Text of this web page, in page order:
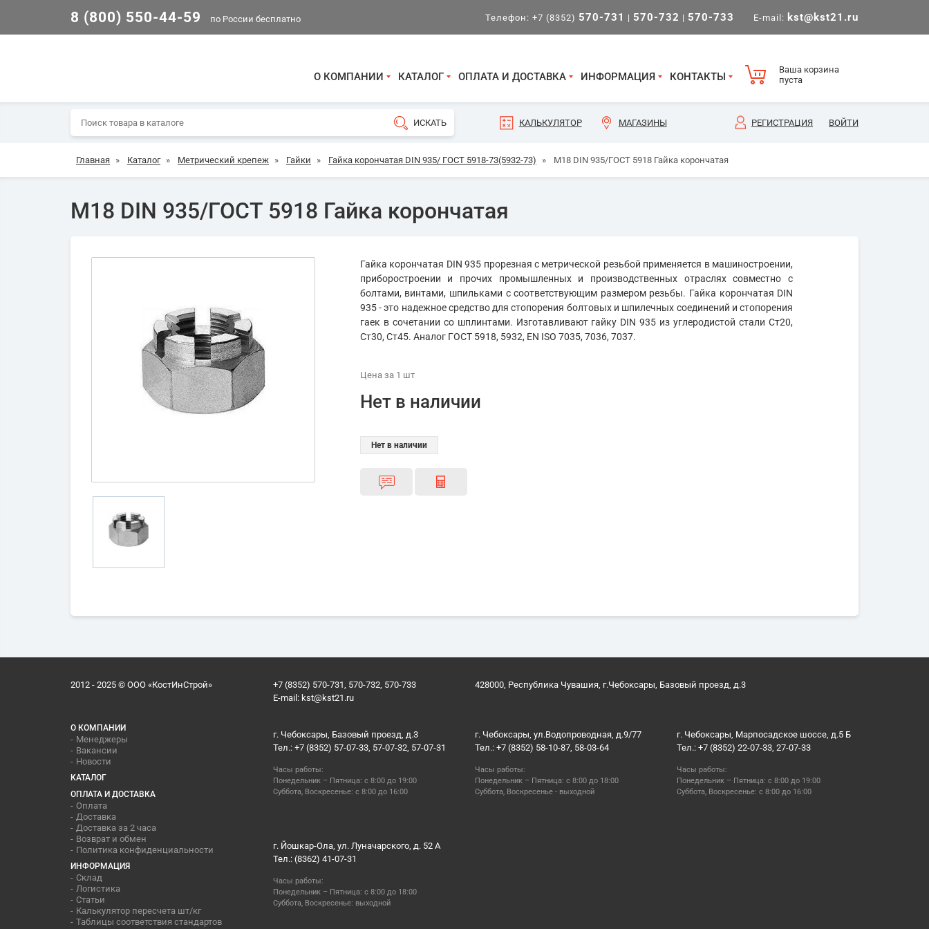
8 (800) 550-44-59 по России бесплатно Телефон: +7 (8352) 570-731 | 570-732 | 570-733 E-mail: kst@kst21.ru
О КОМПАНИИ КАТАЛОГ ОПЛАТА И ДОСТАВКА ИНФОРМАЦИЯ КОНТАКТЫ
Ваша корзина
пуста
КАЛЬКУЛЯТОР МАГАЗИНЫ РЕГИСТРАЦИЯ ВОЙТИ
Главная » Каталог » Метрический крепеж » Гайки » Гайка корончатая DIN 935/ ГОСТ 5918-73(5932-73) » М18 DIN 935/ГОСТ 5918 Гайка корончатая
М18 DIN 935/ГОСТ 5918 Гайка корончатая
Гайка корончатая DIN 935 прорезная с метрической резьбой применяется в машиностроении,
приборостроении и прочих промышленных и производственных отраслях совместно с
болтами, винтами, шпильками с соответствующим размером резьбы. Гайка корончатая DIN
935 - это надежное средство для стопорения болтовых и шпилечных соединений и стопорения
гаек в сочетании со шплинтами. Изготавливают гайку DIN 935 из углеродистой стали Ст20,
Ст30, Ст45. Аналог ГОСТ 5918, 5932, EN ISO 7035, 7036, 7037.
Цена за 1 шт
Нет в наличии
Нет в наличии
2012 - 2025 © ООО «КостИнСтрой»
+7 (8352) 570-731, 570-732, 570-733
E-mail: kst@kst21.ru
428000, Республика Чувашия, г.Чебоксары, Базовый проезд, д.3
О КОМПАНИИ
Менеджеры
Вакансии
Новости
КАТАЛОГ
ОПЛАТА И ДОСТАВКА
Оплата
Доставка
Доставка за 2 часа
Возврат и обмен
Политика конфиденциальности
ИНФОРМАЦИЯ
Склад
Логистика
Статьи
Калькулятор пересчета шт/кг
Таблицы соответствия стандартов
г. Чебоксары, Базовый проезд, д.3
Тел.: +7 (8352) 57-07-33, 57-07-32, 57-07-31
Часы работы:
Понедельник – Пятница: с 8:00 до 19:00
Суббота, Воскресенье: с 8:00 до 16:00
г. Чебоксары, ул.Водопроводная, д.9/77
Тел.: +7 (8352) 58-10-87, 58-03-64
Часы работы:
Понедельник – Пятница: с 8:00 до 18:00
Суббота, Воскресенье - выходной
г. Чебоксары, Марпосадское шоссе, д.5 Б
Тел.: +7 (8352) 22-07-33, 27-07-33
Часы работы:
Понедельник – Пятница: с 8:00 до 19:00
Суббота, Воскресенье: с 8:00 до 16:00
г. Йошкар-Ола, ул. Луначарского, д. 52 А
Тел.: (8362) 41-07-31
Часы работы:
Понедельник – Пятница: с 8:00 до 18:00
Суббота, Воскресенье: выходной